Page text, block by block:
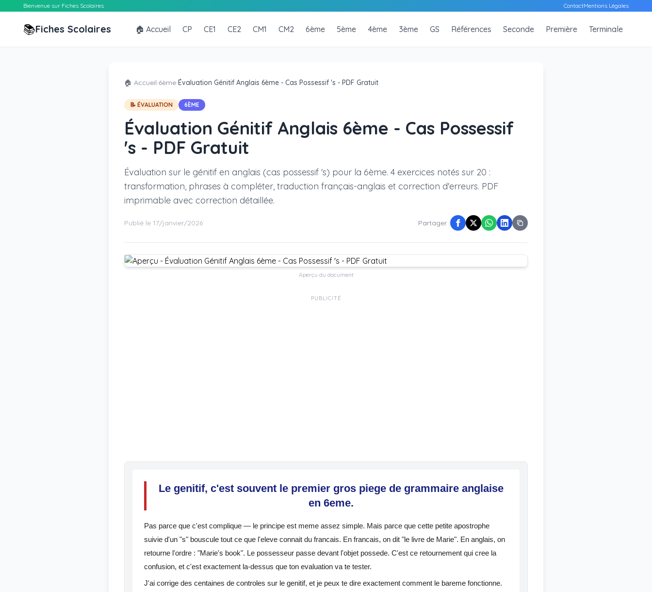
Bienvenue sur Fiches Scolaires ContactMentions Légales
📚Fiches Scolaires 🏠 Accueil CP CE1 CE2 CM1 CM2 6ème 5ème 4ème 3ème GS Références Seconde Première Terminale
🏠 Accueil›6ème›Évaluation Génitif Anglais 6ème - Cas Possessif 's - PDF Gratuit
📝 ÉVALUATION 6ÈME
Évaluation Génitif Anglais 6ème - Cas Possessif
's - PDF Gratuit
Évaluation sur le génitif en anglais (cas possessif 's) pour la 6ème. 4 exercices notés sur 20 :
transformation, phrases à compléter, traduction français-anglais et correction d'erreurs. PDF
imprimable avec correction détaillée.
Publié le 17/janvier/2026 Partager :
Aperçu du document
PUBLICITÉ
Le genitif, c'est souvent le premier gros piege de grammaire anglaise
en 6eme.
Pas parce que c'est complique — le principe est meme assez simple. Mais parce que cette petite apostrophe
suivie d'un "s" bouscule tout ce que l'eleve connait du francais. En francais, on dit "le livre de Marie". En anglais, on
retourne l'ordre : "Marie's book". Le possesseur passe devant l'objet possede. C'est ce retournement qui cree la
confusion, et c'est exactement la-dessus que ton evaluation va te tester.
J'ai corrige des centaines de controles sur le genitif, et je peux te dire exactement comment le bareme fonctionne.